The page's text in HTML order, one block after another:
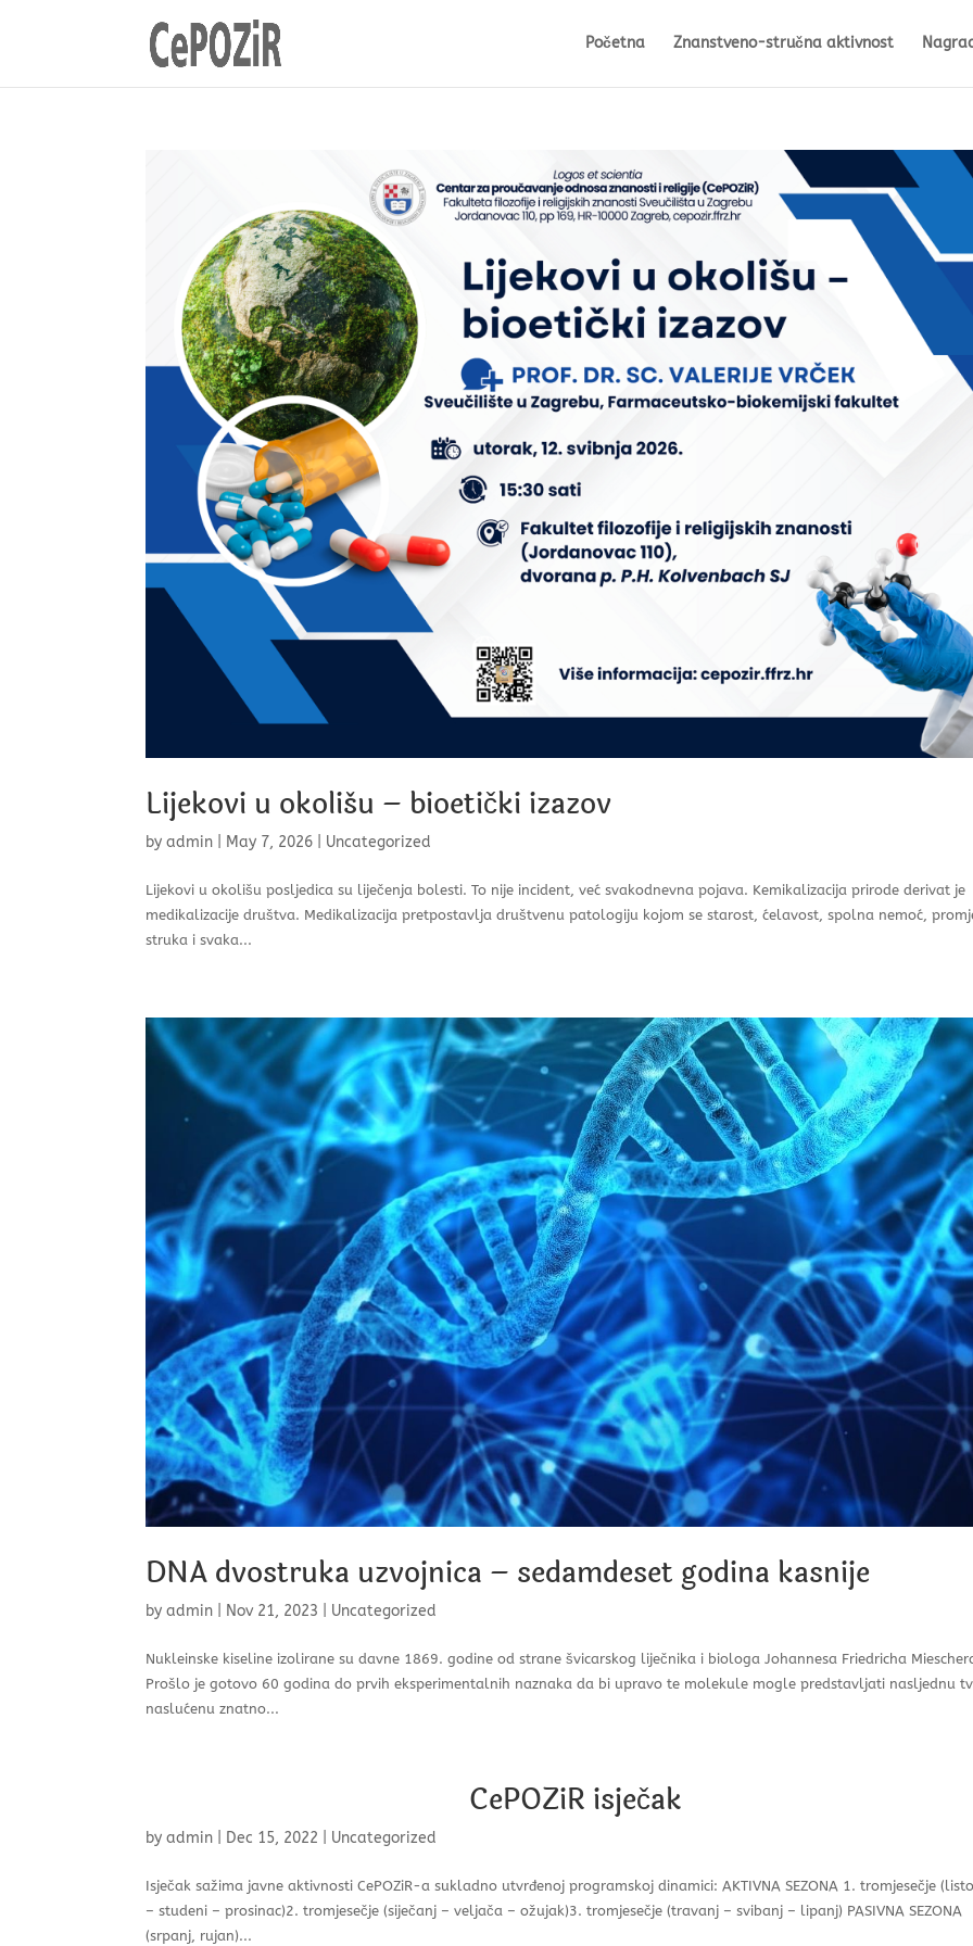
Početna Znanstveno-stručna aktivnost
Lijekovi u okolišu – bioetički izazov
byadmin May 7, 2026 Uncategorized
Lijekovi u okolišu posljedica su liječenja bolesti. To nije incident, već svakodnevna pojava. Kemikalizacija prirode derivat je
medikalizacije društva. Medikalizacija pretpostavlja društvenu patologiju kojom se starost, ćelavost, spolna nemoć,
struka i svaka...
DNA dvostruka uzvojnica – sedamdeset godina kasnije
byadmin Nov 21, 2023 Uncategorized
Nukleinske kiseline izolirane su davne 1869. godine od strane švicarskog liječnika i biologa Johannesa Friedricha
Prošlo je gotovo 60 godina do prvih eksperimentalnih naznaka da bi upravo te molekule mogle predstavljati nasljednu
naslućenu znatno...
CePOZiR isječak
byadmin Dec 15, 2022 Uncategorized
Isječak sažima javne aktivnosti CePOZiR-a sukladno utvrđenoj programskoj dinamici: AKTIVNA SEZONA 1. tromjesečje
– studeni – prosinac)2. tromjesečje (siječanj – veljača – ožujak)3. tromjesečje (travanj – svibanj – lipanj) PASIVNA SEZONA
(srpanj, rujan)...